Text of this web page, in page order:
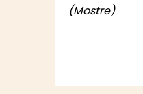
(Mostre)